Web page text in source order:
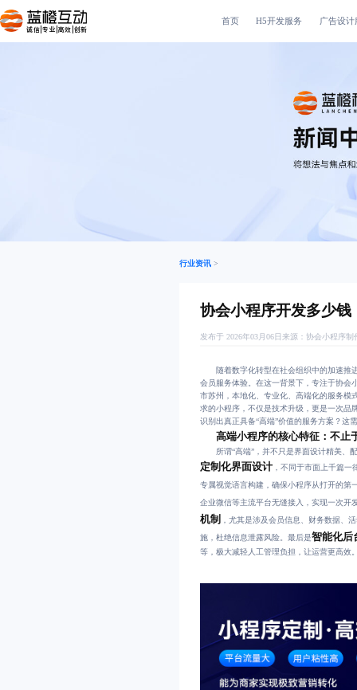
诚信|专业|高效|创新
首页 H5开发服务 广告设计
行业资讯 >
协会小程序开发多少钱
发布于 2026年03月06日来源：协会小程序制
随着数字化转型在社会组织中的加速推进
会员服务体验。在这一背景下，专注于协会
市苏州，本地化、专业化、高端化的服务模
求的小程序，不仅是技术升级，更是一次品
识别出真正具备“高端”价值的服务方案？这
高端小程序的核心特征：不止
所谓“高端”，并不只是界面设计精美、配
定制化界面设计 ，不同于市面上千篇
专属视觉语言构建，确保小程序从打开的第
企业微信等主流平台无缝接入，实现一次开
机制
，尤其是涉及会员信息、财务数据、
施，杜绝信息泄露风险。最后是智能化后
等，极大减轻人工管理负担，让运营更高效